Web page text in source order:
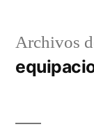
Archivos